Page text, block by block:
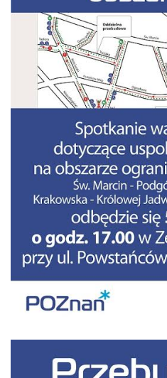
numer 2(7)/2017
numer 1(6)/2017
numer 3(5)/2016
numer 2(4)/2016
numer 1(3)/2016
numer 2/2015
numer 1/2015
Dokumenty
Statut osiedla
Archiwum sesji (protokoły)
Uchwały Rady Osiedla
Uchwały Zarządu Osiedla
Budżet
Budżet 2014
Budżet 2015